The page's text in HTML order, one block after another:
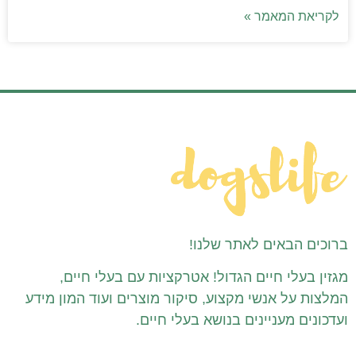
לקריאת המאמר »
ברוכים הבאים לאתר שלנו!
מגזין בעלי חיים הגדול! אטרקציות עם בעלי חיים,
המלצות על אנשי מקצוע, סיקור מוצרים ועוד המון מידע
ועדכונים מעניינים בנושא בעלי חיים.